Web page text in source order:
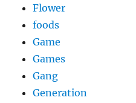
Flower
foods
Game
Games
Gang
Generation